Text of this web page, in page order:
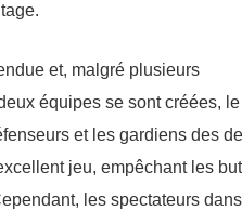
et, malgré plusieurs
équipes se sont créées, le
et les gardiens des
jeu, empêchant les
les spectateurs dans